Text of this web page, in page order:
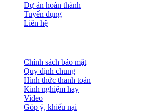
Dự án hoàn thành
Tuyển dụng
Liên hệ
Chính sách bảo mật
Quy định chung
Hình thức thanh toán
Kinh nghiệm hay
Video
Góp ý, khiếu nại